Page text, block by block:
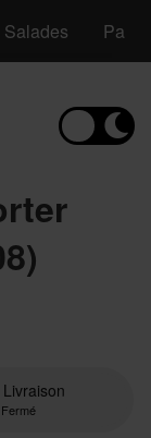
Salades
Livraison
Fermé